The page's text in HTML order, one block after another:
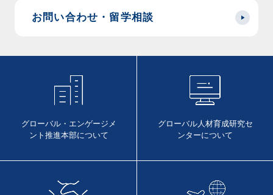
お問い合わせ・留学相談
グローバル・エンゲージメ
ント 推進本部について
グローバル人材育成研究セ
ンターについて